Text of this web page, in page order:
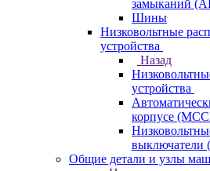
замыканий
Шины
Низковольтные
устройства
Назад
устройства
корпусе
выключатели
Общие детали и узлы